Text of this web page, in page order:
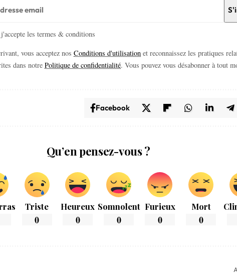
les termes & conditions
vous acceptez nosConditions d'utilisation et reconnaissez les pratiques
dans notrePolitique de confidentialité. Vous pouvez vous désabonner à tout
Facebook
Qu’en pensez-vous ?
Triste
0
Heureux
0
Somnolent
0
Furieux
0
Mort
0